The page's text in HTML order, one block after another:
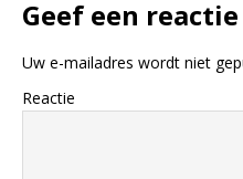
Geef een reactie
Uw e-mailadres wordt niet
Reactie